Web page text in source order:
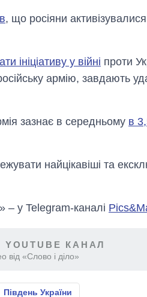
, що росіяни
ініціативу у війні проти
армію, завдають
зазнає в середньому в
найцікавіші та
– у Telegram-каналі
КАНАЛ
від «Слово і діло»
Південь України